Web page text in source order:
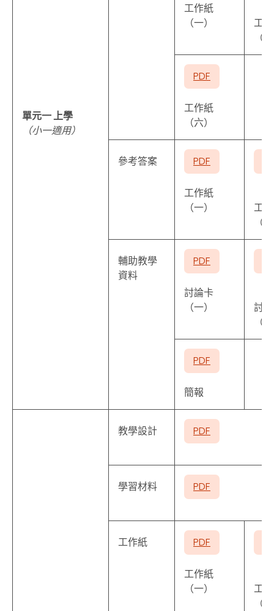
單元一 上學
（小一適用）
工作紙
（一）
工
（
PDF
工作紙
（六）
參考答案 PDF
工作紙
（一）
工
（
輔助教學
資料
PDF
討論卡
（一）
討
（
PDF
簡報
教學設計 PDF
學習材料 PDF
工作紙 PDF
工作紙
（一）
工
（